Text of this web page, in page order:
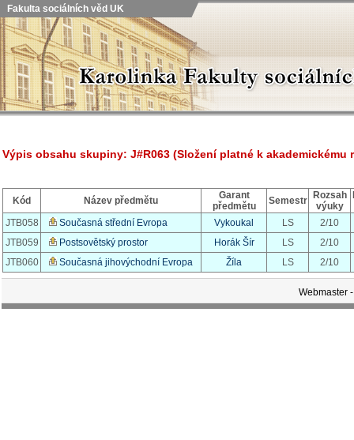
Fakulta sociálních věd UK
Výpis obsahu skupiny: J#R063 (Složení platné k akademickému
Kód Název předmětu
Garant
předmětu
Semestr
Rozsah
výuky
JTB058 Současná střední Evropa Vykoukal LS
2/10
JTB059
Postsovětský prostor Horák Šír LS
2/10
JTB060
Současná jihovýchodní Evropa Žíla LS 2/10
Webmaster